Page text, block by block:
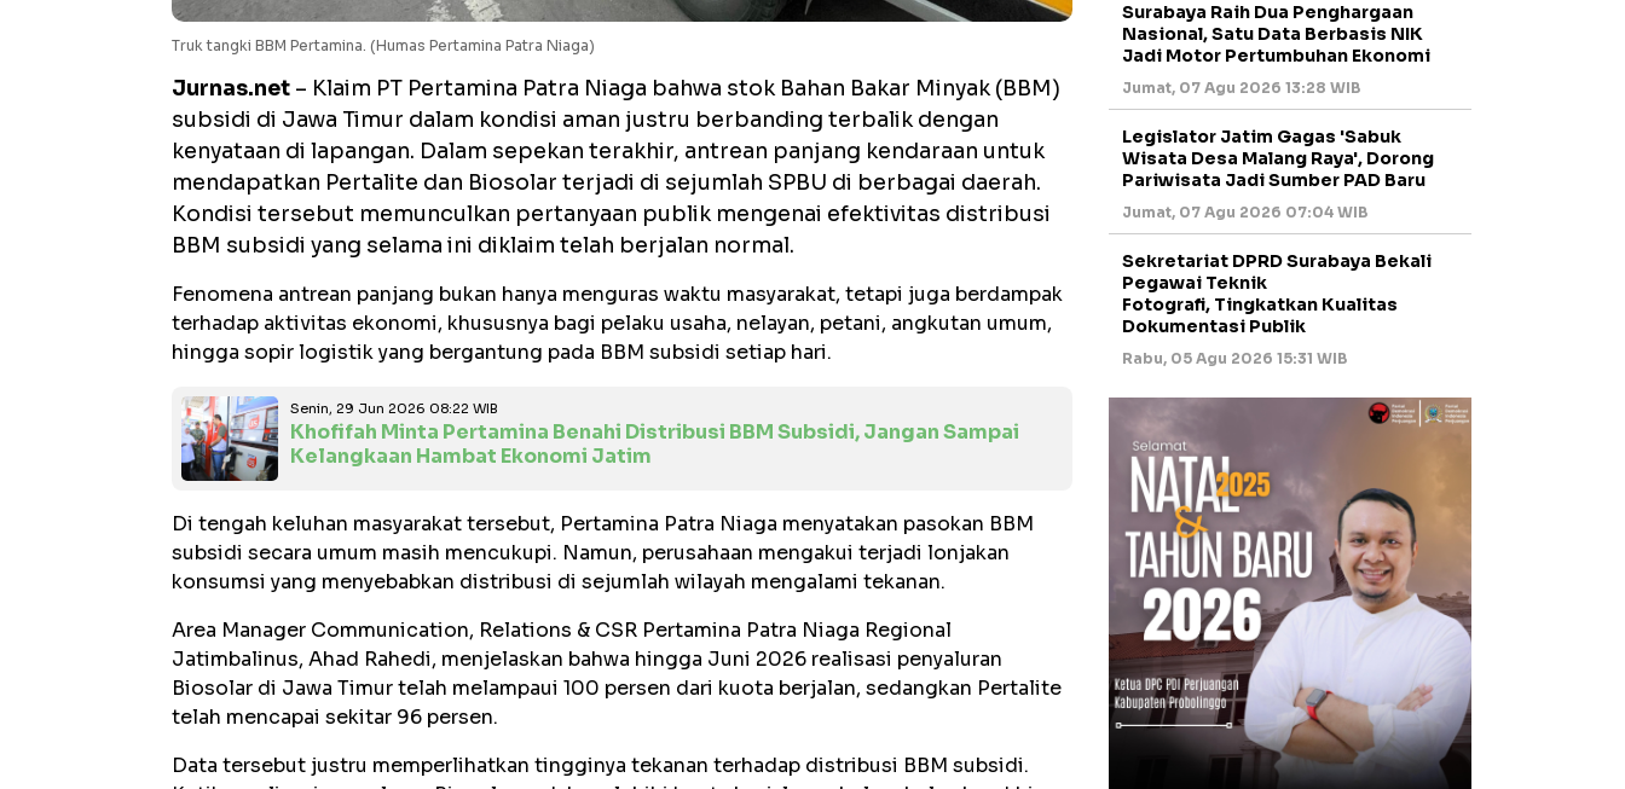
Truk tangki BBM Pertamina. (Humas Pertamina Patra Niaga)
Jurnas.net – Klaim PT Pertamina Patra Niaga bahwa stok Bahan Bakar Minyak (BBM)
subsidi di Jawa Timur dalam kondisi aman justru berbanding terbalik dengan
kenyataan di lapangan. Dalam sepekan terakhir, antrean panjang kendaraan untuk
mendapatkan Pertalite dan Biosolar terjadi di sejumlah SPBU di berbagai daerah.
Kondisi tersebut memunculkan pertanyaan publik mengenai efektivitas distribusi
BBM subsidi yang selama ini diklaim telah berjalan normal.
Fenomena antrean panjang bukan hanya menguras waktu masyarakat, tetapi juga berdampak
terhadap aktivitas ekonomi, khususnya bagi pelaku usaha, nelayan, petani, angkutan umum,
hingga sopir logistik yang bergantung pada BBM subsidi setiap hari.
Senin, 29 Jun 2026 08:22 WIB
Khofifah Minta Pertamina Benahi Distribusi BBM Subsidi, Jangan Sampai
Kelangkaan Hambat Ekonomi Jatim
Di tengah keluhan masyarakat tersebut, Pertamina Patra Niaga menyatakan pasokan BBM
subsidi secara umum masih mencukupi. Namun, perusahaan mengakui terjadi lonjakan
konsumsi yang menyebabkan distribusi di sejumlah wilayah mengalami tekanan.
Area Manager Communication, Relations & CSR Pertamina Patra Niaga Regional
Jatimbalinus, Ahad Rahedi, menjelaskan bahwa hingga Juni 2026 realisasi penyaluran
Biosolar di Jawa Timur telah melampaui 100 persen dari kuota berjalan, sedangkan Pertalite
telah mencapai sekitar 96 persen.
Data tersebut justru memperlihatkan tingginya tekanan terhadap distribusi BBM subsidi.
Surabaya Raih Dua Penghargaan
Nasional, Satu Data Berbasis NIK
Jadi Motor Pertumbuhan Ekonomi
Jumat, 07 Agu 2026 13:28 WIB
Legislator Jatim Gagas 'Sabuk
Wisata Desa Malang Raya', Dorong
Pariwisata Jadi Sumber PAD Baru
Jumat, 07 Agu 2026 07:04 WIB
Sekretariat DPRD Surabaya Bekali
Pegawai Teknik
Fotografi, Tingkatkan Kualitas
Dokumentasi Publik
Rabu, 05 Agu 2026 15:31 WIB